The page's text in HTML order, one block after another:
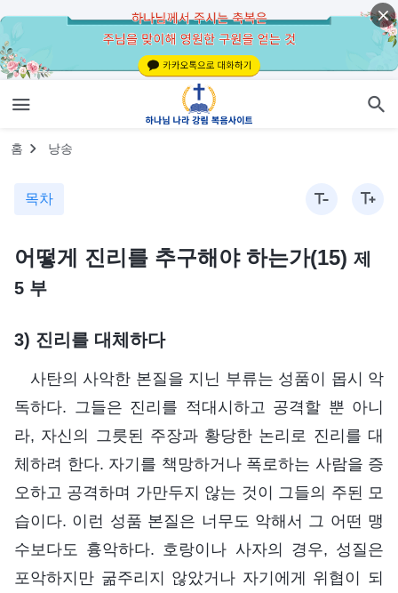
홈 낭송
목차
어떻게 진리를 추구해야 하는가(15) 제
5 부
3) 진리를 대체하다
사탄의 사악한 본질을 지닌 부류는 성품이 몹시 악
독하다. 그들은 진리를 적대시하고 공격할 뿐 아니
라, 자신의 그릇된 주장과 황당한 논리로 진리를 대
체하려 한다. 자기를 책망하거나 폭로하는 사람을 증
오하고 공격하며 가만두지 않는 것이 그들의 주된 모
습이다. 이런 성품 본질은 너무도 악해서 그 어떤 맹
수보다도 흉악하다. 호랑이나 사자의 경우, 성질은
포악하지만 굶주리지 않았거나 자기에게 위협이 되